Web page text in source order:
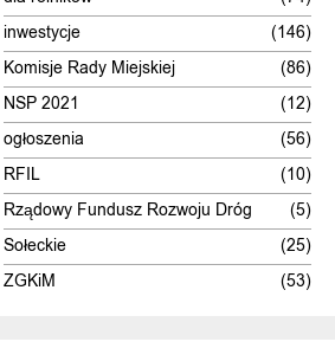
inwestycje
(146)
Komisje Rady Miejskiej
(86)
NSP 2021
(12)
ogłoszenia
(56)
RFIL
(10)
Rządowy Fundusz Rozwoju Dróg
(5)
Sołeckie
(25)
ZGKiM
(53)